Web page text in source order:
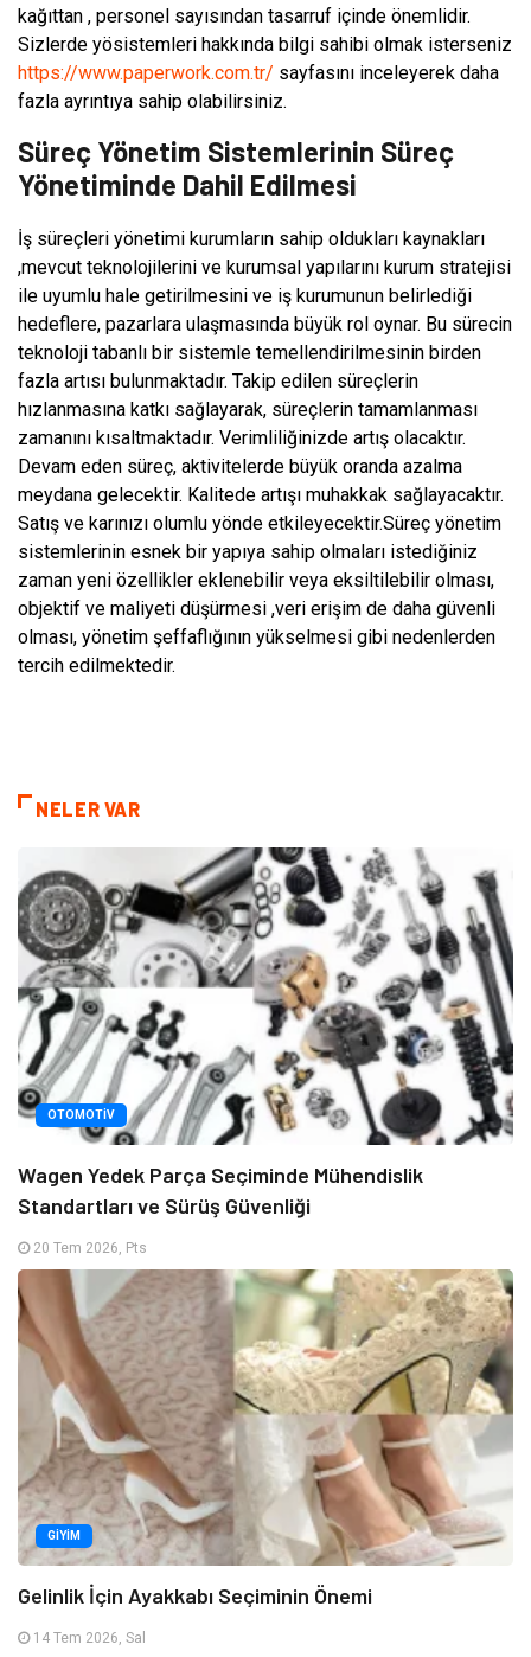
kağıttan , personel sayısından tasarruf içinde önemlidir.
Sizlerde yösistemleri hakkında bilgi sahibi olmak isterseniz
https://www.paperwork.com.tr/ sayfasını inceleyerek daha
fazla ayrıntıya sahip olabilirsiniz.
Süreç Yönetim Sistemlerinin Süreç
Yönetiminde Dahil Edilmesi
İş süreçleri yönetimi kurumların sahip oldukları kaynakları
,mevcut teknolojilerini ve kurumsal yapılarını kurum stratejisi
ile uyumlu hale getirilmesini ve iş kurumunun belirlediği
hedeflere, pazarlara ulaşmasında büyük rol oynar. Bu sürecin
teknoloji tabanlı bir sistemle temellendirilmesinin birden
fazla artısı bulunmaktadır. Takip edilen süreçlerin
hızlanmasına katkı sağlayarak, süreçlerin tamamlanması
zamanını kısaltmaktadır. Verimliliğinizde artış olacaktır.
Devam eden süreç, aktivitelerde büyük oranda azalma
meydana gelecektir. Kalitede artışı muhakkak sağlayacaktır.
Satış ve karınızı olumlu yönde etkileyecektir.Süreç yönetim
sistemlerinin esnek bir yapıya sahip olmaları istediğiniz
zaman yeni özellikler eklenebilir veya eksiltilebilir olması,
objektif ve maliyeti düşürmesi ,veri erişim de daha güvenli
olması, yönetim şeffaflığının yükselmesi gibi nedenlerden
tercih edilmektedir.
NELER VAR
OTOMOTIV
Wagen Yedek Parça Seçiminde Mühendislik
Standartları ve Sürüş Güvenliği
20 Tem 2026, Pts
GIYIM
Gelinlik İçin Ayakkabı Seçiminin Önemi
14 Tem 2026, Sal